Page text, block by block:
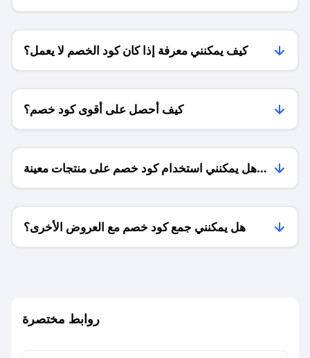
الشحن ؟
كيف يمكنني معرفة إذا كان كود الخصم لا يعمل؟
كيف أحصل على أقوى كود خصم؟
هل يمكنني استخدام كود خصم على منتجات معينة
فقط؟
هل يمكنني جمع كود خصم مع العروض الأخرى؟
روابط مختصرة